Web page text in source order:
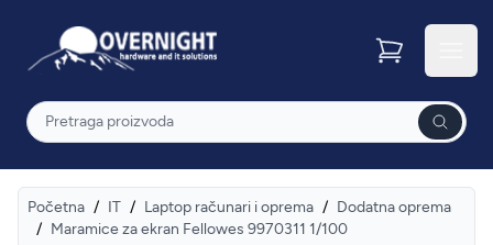
Overnight
Pretraga
Početna / IT / Laptop računari i oprema / Dodatna oprema
/ Maramice za ekran Fellowes 9970311 1/100